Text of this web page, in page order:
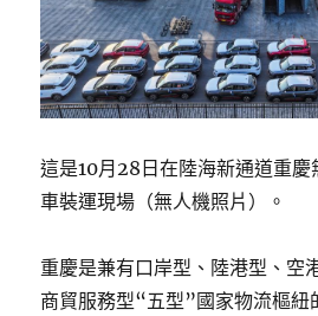
這是10月28日在陸海新通道重
車裝運現場（無人機照片）。
重慶是兼有口岸型、陸港型、空
商貿服務型“五型”國家物流樞紐